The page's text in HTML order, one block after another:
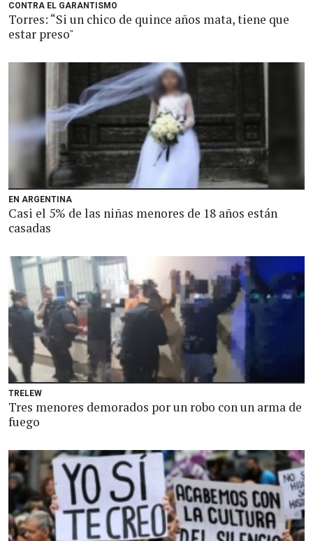
CONTRA EL GARANTISMO
Torres: “Si un chico de quince años mata, tiene que
estar preso"
EN ARGENTINA
Casi el 5% de las niñas menores de 18 años están
casadas
TRELEW
Tres menores demorados por un robo con un arma de
fuego